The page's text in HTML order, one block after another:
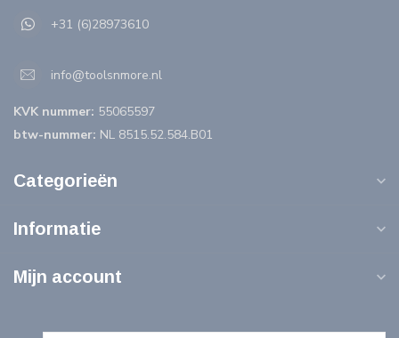
+31 (6)28973610
info@toolsnmore.nl
KVK nummer: 55065597
btw-nummer: NL 8515.52.584.B01
Categorieën
Informatie
Mijn account